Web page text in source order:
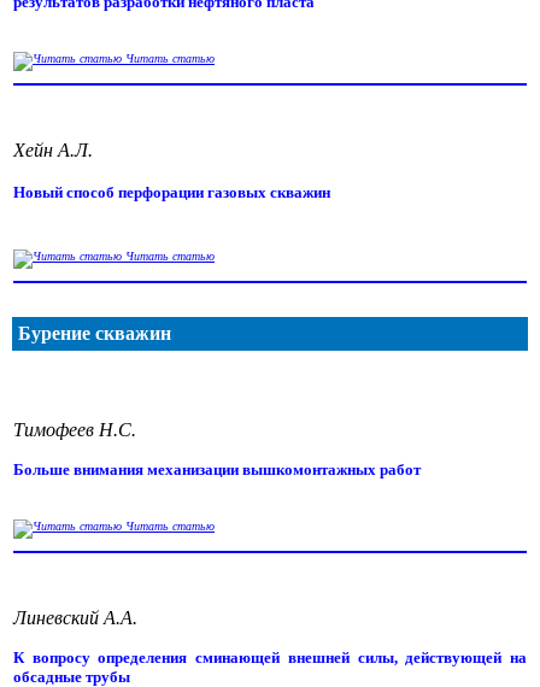
Читать статью
Хейн А.Л.
Новый способ перфорации газовых скважин
Читать статью
Бурение скважин
Тимофеев Н.С.
Больше внимания механизации вышкомонтажных работ
Читать статью
Линевский А.А.
К вопросу определения сминающей внешней силы, действующей на
обсадные трубы